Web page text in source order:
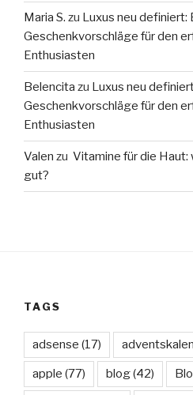
Maria S. zu Luxus neu definiert:
Geschenkvorschläge für den
Enthusiasten
Belencita zu Luxus neu
Geschenkvorschläge für den
Enthusiasten
Valen zu Vitamine für die
gut?
TAGS
adsense (17)
apple (77) blog(42)